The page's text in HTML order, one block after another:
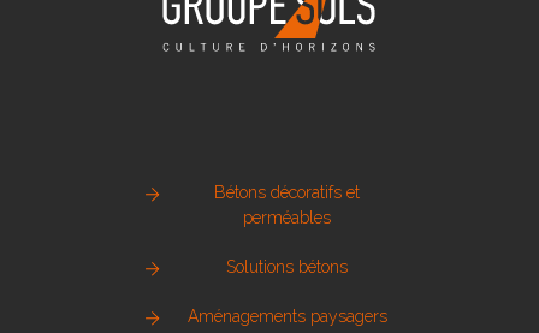
Bétons décoratifs et
perméables
Solutions bétons
Aménagements paysagers